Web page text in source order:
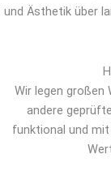
und Ästhetik über
Wir legen großen
andere
funktional und